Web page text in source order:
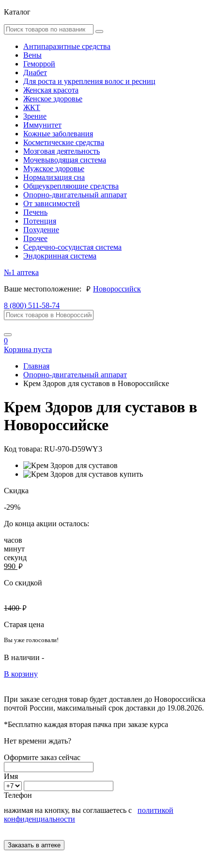
Каталог
Антипаразитные средства
Вены
Геморрой
Диабет
Для роста и укрепления волос и ресниц
Женская красота
Женское здоровье
ЖКТ
Зрение
Иммунитет
Кожные заболевания
Косметические средства
Мозговая деятельность
Мочевыводящая система
Мужское здоровье
Нормализация сна
Общеукрепляющие средства
Опорно-двигательный аппарат
От зависимостей
Печень
Потенция
Похудение
Прочее
Сердечно-сосудистая система
Эндокринная система
№1 аптека
Ваше местоположение:
руб. Новороссийск
8 (800) 511-58-74
0
Корзина пуста
Главная
Опорно-двигательный аппарат
Крем Здоров для суставов в Новороссийске
Крем Здоров для суставов в
Новороссийске
Код товара: RU-970-D59WY3
Скидка
-29%
До конца акции осталось:
часов
минут
секунд
990 руб.
Со скидкой
1400руб.
Старая цена
Вы уже голосовали!
В наличии -
В корзину
При заказе сегодня товар будет доставлен до Новороссийска
почтой России, максимальный срок доставки до 19.08.2026.
*Бесплатно каждая вторая пачка при заказе курса
Нет времени ждать?
Оформите заказ сейчас
Имя
Телефон
нажимая на кнопку, вы соглашаетесь с политикой
конфиденциальности